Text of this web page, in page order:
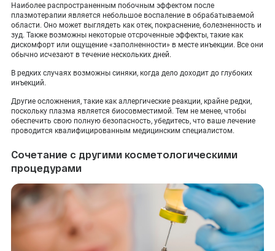
Наиболее распространенным побочным эффектом после
плазмотерапии является небольшое воспаление в обрабатываемой
области. Оно может выглядеть как отек, покраснение, болезненность и
зуд. Также возможны некоторые отсроченные эффекты, такие как
дискомфорт или ощущение «заполненности» в месте инъекции. Все они
обычно исчезают в течение нескольких дней.
В редких случаях возможны синяки, когда дело доходит до глубоких
инъекций.
Другие осложнения, такие как аллергические реакции, крайне редки,
поскольку плазма является биосовместимой. Тем не менее, чтобы
обеспечить свою полную безопасность, убедитесь, что ваше лечение
проводится квалифицированным медицинским специалистом.
Сочетание с другими косметологическими
процедурами